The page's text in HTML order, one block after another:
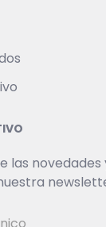
las